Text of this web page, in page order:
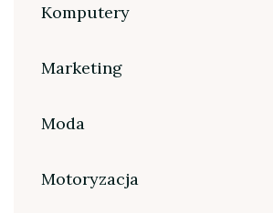
Komputery
Marketing
Moda
Motoryzacja